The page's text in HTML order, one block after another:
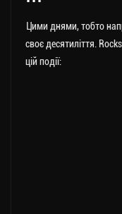
Цими днями, тобто
своє десятиліття.
цій події: